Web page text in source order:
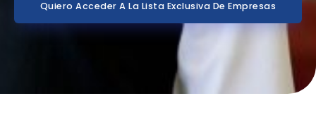
Quiero Acceder A La Lista Exclusiva De Empresas